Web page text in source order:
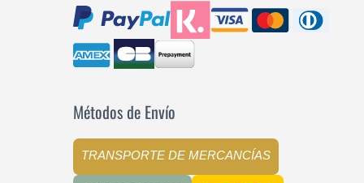
Métodos de Envío
TRANSPORTE DE MERCANCÍAS